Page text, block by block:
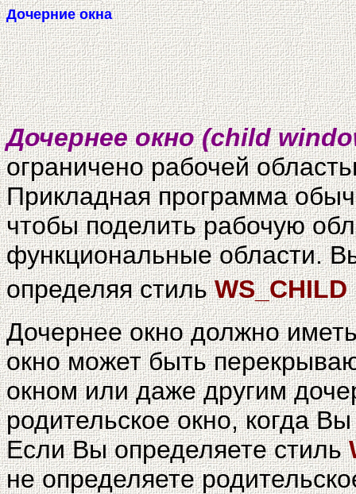
Дочерние окна
Дочернее окно (child
ограничено рабочей
Прикладная программа
чтобы поделить рабочую
функциональные области.
определяя стильWS_CHILD
Дочернее окно должно
окно может быть
окном или даже другим
родительское окно, когда
Если Вы определяете стиль
не определяете